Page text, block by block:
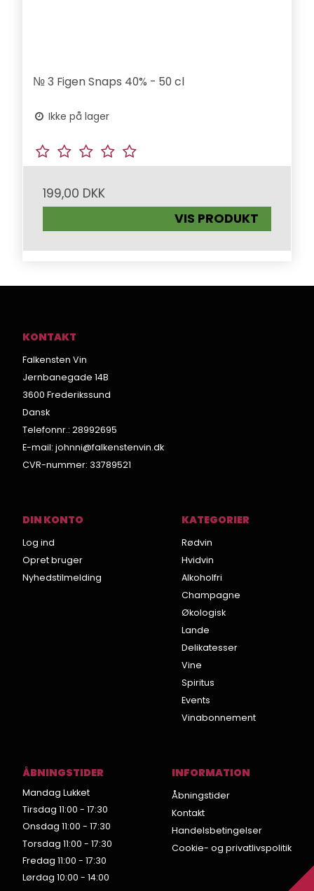
№ 3 Figen Snaps 40% - 50 cl
Ikke på lager
199,00 DKK
VIS PRODUKT
KONTAKT
Falkensten Vin
Jernbanegade 14B
3600 Frederikssund
Dansk
Telefonnr.: 28992695
E-mail: johnni@falkenstenvin.dk
CVR-nummer: 33789521
DIN KONTO
Log ind
Opret bruger
Nyhedstilmelding
KATEGORIER
Rødvin
Hvidvin
Alkoholfri
Champagne
Økologisk
Lande
Delikatesser
Vine
Spiritus
Events
Vinabonnement
ÅBNINGSTIDER
Mandag Lukket
Tirsdag 11:00 - 17:30
Onsdag 11:00 - 17:30
Torsdag 11:00 - 17:30
Fredag 11:00 - 17:30
Lørdag 10:00 - 14:00
INFORMATION
Åbningstider
Kontakt
Handelsbetingelser
Cookie- og privatlivspolitik